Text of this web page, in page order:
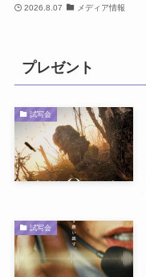
2026.8.07 メディア情報
プレゼント
試写会
試写会